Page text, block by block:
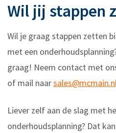
Wil jij stappen
Wil je graag stappen zetten
met een
graag! Neem contact met
of mail naar
Liever zelf aan de slag met
onderhoudsplanning? Dat